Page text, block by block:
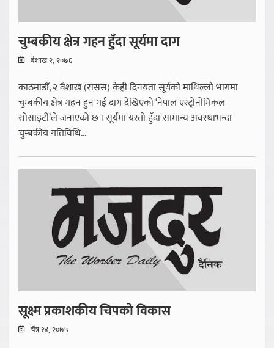
चुम्बकीय क्षेत्र गहन हुँदा सूर्यमा दाग
बैशाख २, २०७६
काठमाडौँ, २ वैशाख (रासस) केही दिनयता सूर्यको माथिल्लो भागमा
चुम्बकीय क्षेत्र गहन हुन गई दाग देखिएको ‘नेपाल एस्ट्रोनोमिकल
सोसाइटी’ले जनाएको छ । सूर्यमा यस्तो हुँदा सामान्य अवस्थाभन्दा
चुम्बकीय गतिविधि...
सूक्ष्म प्रकाशकीय चिपको विकास
चैत्र १४, २०७५